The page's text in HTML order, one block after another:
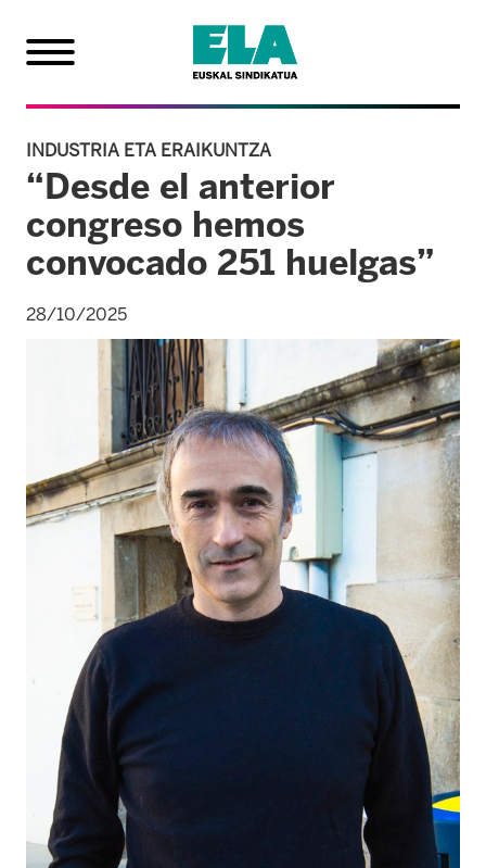
INDUSTRIA ETA ERAIKUNTZA
“Desde el anterior
congreso hemos
convocado 251 huelgas”
28/10/2025